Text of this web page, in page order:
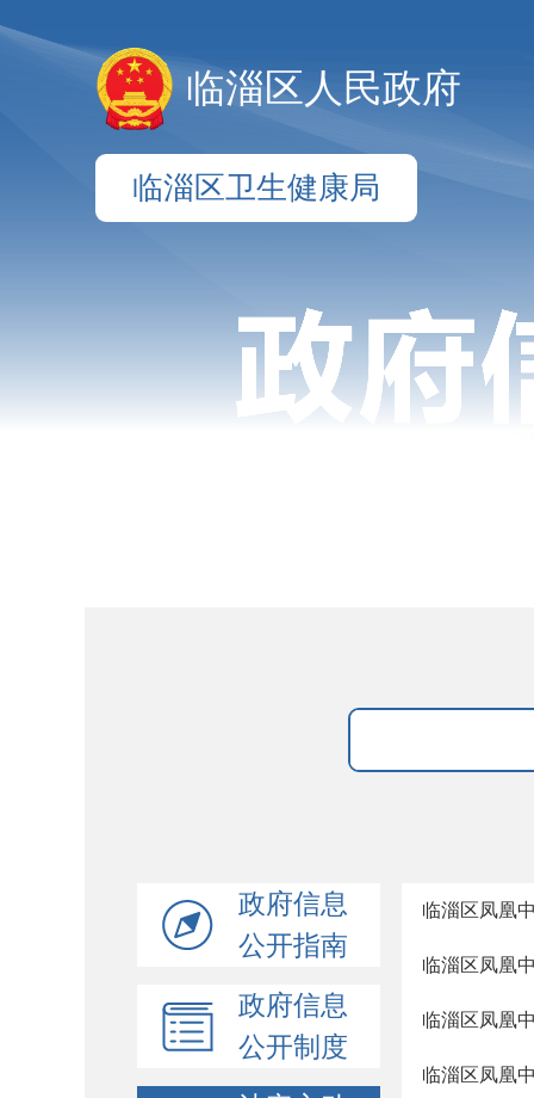
临淄区人民政府
临淄区卫生健康局
政府信息
公开指南
政府信息
公开制度
临淄区凤凰
临淄区凤凰
临淄区凤凰
临淄区凤凰